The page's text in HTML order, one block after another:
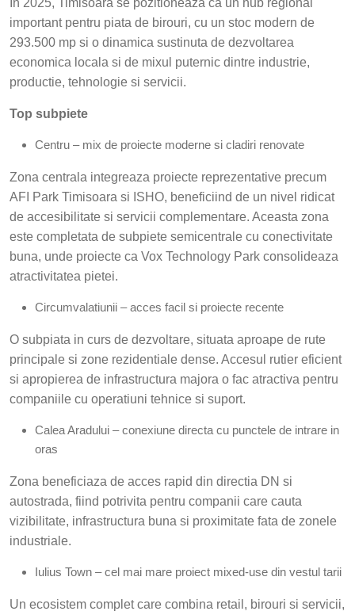
In 2025, Timisoara se pozitioneaza ca un hub regional
important pentru piata de birouri, cu un stoc modern de
293.500 mp si o dinamica sustinuta de dezvoltarea
economica locala si de mixul puternic dintre industrie,
productie, tehnologie si servicii.
Top subpiete
Centru – mix de proiecte moderne si cladiri renovate
Zona centrala integreaza proiecte reprezentative precum
AFI Park Timisoara si ISHO, beneficiind de un nivel ridicat
de accesibilitate si servicii complementare. Aceasta zona
este completata de subpiete semicentrale cu conectivitate
buna, unde proiecte ca Vox Technology Park consolideaza
atractivitatea pietei.
Circumvalatiunii – acces facil si proiecte recente
O subpiata in curs de dezvoltare, situata aproape de rute
principale si zone rezidentiale dense. Accesul rutier eficient
si apropierea de infrastructura majora o fac atractiva pentru
companiile cu operatiuni tehnice si suport.
Calea Aradului – conexiune directa cu punctele de intrare in
oras
Zona beneficiaza de acces rapid din directia DN si
autostrada, fiind potrivita pentru companii care cauta
vizibilitate, infrastructura buna si proximitate fata de zonele
industriale.
Iulius Town – cel mai mare proiect mixed-use din vestul tarii
Un ecosistem complet care combina retail, birouri si servicii,